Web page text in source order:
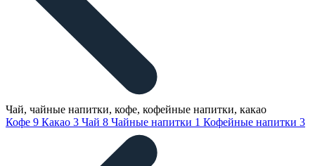
Чай, чайные напитки, кофе, кофейные напитки, какао
Кофе 9 Какао 3 Чай 8 Чайные напитки 1 Кофейные напитки 3